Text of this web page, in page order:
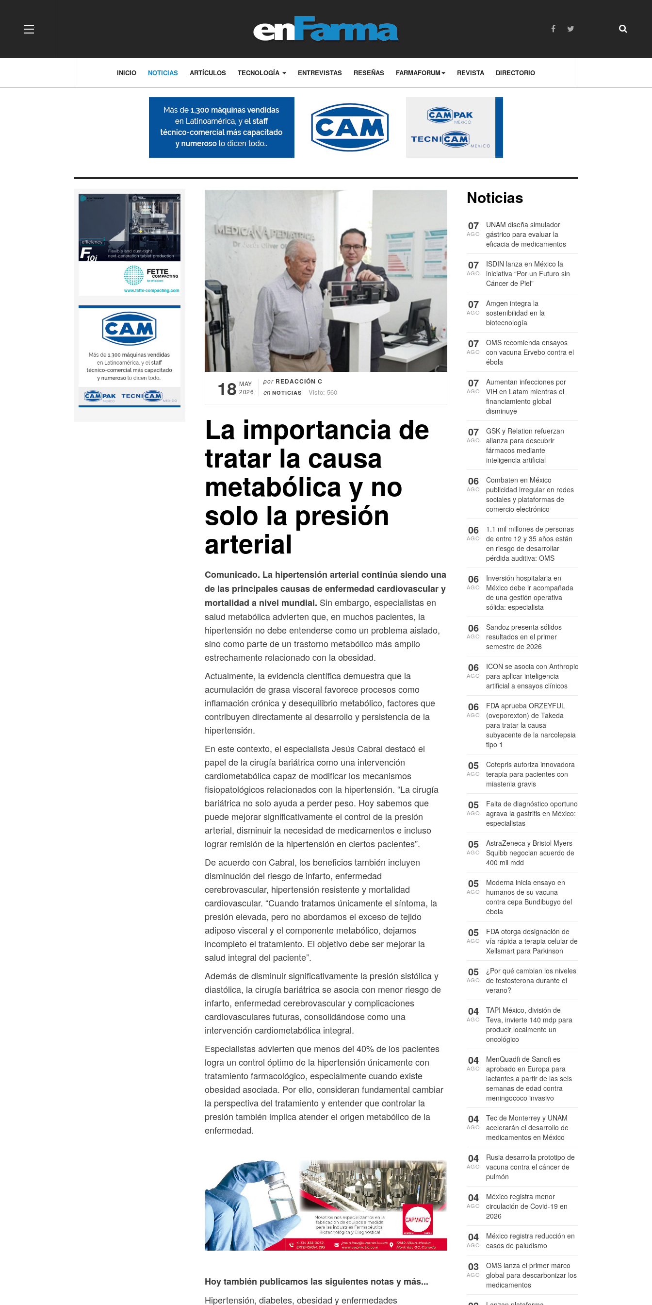
OFF CANVAS
INICIO NOTICIAS ARTÍCULOS TECNOLOGÍA ENTREVISTAS RESEÑAS FARMAFORUM REVISTA DIRECTORIO
18 MAY
2026
por REDACCIÓN C
en NOTICIAS Visto: 560
La importancia de
tratar la causa
metabólica y no
solo la presión
arterial
Comunicado. La hipertensión arterial continúa siendo una
de las principales causas de enfermedad cardiovascular y
mortalidad a nivel mundial. Sin embargo, especialistas en
salud metabólica advierten que, en muchos pacientes, la
hipertensión no debe entenderse como un problema aislado,
sino como parte de un trastorno metabólico más amplio
estrechamente relacionado con la obesidad.
Actualmente, la evidencia científica demuestra que la
acumulación de grasa visceral favorece procesos como
inflamación crónica y desequilibrio metabólico, factores que
contribuyen directamente al desarrollo y persistencia de la
hipertensión.
En este contexto, el especialista Jesús Cabral destacó el
papel de la cirugía bariátrica como una intervención
cardiometabólica capaz de modificar los mecanismos
fisiopatológicos relacionados con la hipertensión. “La cirugía
bariátrica no solo ayuda a perder peso. Hoy sabemos que
puede mejorar significativamente el control de la presión
arterial, disminuir la necesidad de medicamentos e incluso
lograr remisión de la hipertensión en ciertos pacientes”.
De acuerdo con Cabral, los beneficios también incluyen
disminución del riesgo de infarto, enfermedad
cerebrovascular, hipertensión resistente y mortalidad
cardiovascular. “Cuando tratamos únicamente el síntoma, la
presión elevada, pero no abordamos el exceso de tejido
adiposo visceral y el componente metabólico, dejamos
incompleto el tratamiento. El objetivo debe ser mejorar la
salud integral del paciente”.
Además de disminuir significativamente la presión sistólica y
diastólica, la cirugía bariátrica se asocia con menor riesgo de
infarto, enfermedad cerebrovascular y complicaciones
cardiovasculares futuras, consolidándose como una
intervención cardiometabólica integral.
Especialistas advierten que menos del 40% de los pacientes
logra un control óptimo de la hipertensión únicamente con
tratamiento farmacológico, especialmente cuando existe
obesidad asociada. Por ello, consideran fundamental cambiar
la perspectiva del tratamiento y entender que controlar la
presión también implica atender el origen metabólico de la
enfermedad.
Hoy también publicamos las siguientes notas y más...
Hipertensión, diabetes, obesidad y enfermedades
Noticias
UNAM diseña simulador
gástrico para evaluar la
eficacia de medicamentos
07
AGO
ISDIN lanza en México la
iniciativa “Por un Futuro sin
Cáncer de Piel”
07
AGO
Amgen integra la
sostenibilidad en la
biotecnología
07
AGO
OMS recomienda ensayos
con vacuna Ervebo contra el
ébola
07
AGO
Aumentan infecciones por
VIH en Latam mientras el
financiamiento global
disminuye
07
AGO
GSK y Relation refuerzan
alianza para descubrir
fármacos mediante
inteligencia artificial
07
AGO
Combaten en México
publicidad irregular en redes
sociales y plataformas de
comercio electrónico
06
AGO
1.1 mil millones de personas
de entre 12 y 35 años están
en riesgo de desarrollar
pérdida auditiva: OMS
06
AGO
Inversión hospitalaria en
México debe ir acompañada
de una gestión operativa
sólida: especialista
06
AGO
Sandoz presenta sólidos
resultados en el primer
semestre de 2026
06
AGO
ICON se asocia con Anthropic
para aplicar inteligencia
artificial a ensayos clínicos
06
AGO
FDA aprueba ORZEYFUL
(oveporexton) de Takeda
para tratar la causa
subyacente de la narcolepsia
tipo 1
06
AGO
Cofepris autoriza innovadora
terapia para pacientes con
miastenia gravis
05
AGO
Falta de diagnóstico oportuno
agrava la gastritis en México:
especialistas
05
AGO
AstraZeneca y Bristol Myers
Squibb negocian acuerdo de
400 mil mdd
05
AGO
Moderna inicia ensayo en
humanos de su vacuna
contra cepa Bundibugyo del
ébola
05
AGO
FDA otorga designación de
vía rápida a terapia celular de
Xellsmart para Parkinson
05
AGO
¿Por qué cambian los niveles
de testosterona durante el
verano?
05
AGO
TAPI México, división de
Teva, invierte 140 mdp para
producir localmente un
oncológico
04
AGO
MenQuadfi de Sanofi es
aprobado en Europa para
lactantes a partir de las seis
semanas de edad contra
meningococo invasivo
04
AGO
Tec de Monterrey y UNAM
acelerarán el desarrollo de
medicamentos en México
04
AGO
Rusia desarrolla prototipo de
vacuna contra el cáncer de
pulmón
04
AGO
México registra menor
circulación de Covid-19 en
2026
04
AGO
México registra reducción en
casos de paludismo
04
AGO
OMS lanza el primer marco
global para descarbonizar los
medicamentos
03
AGO